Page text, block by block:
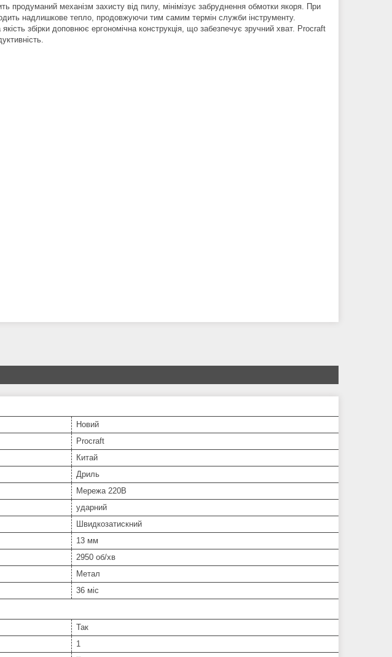
продуманий механізм захисту від пилу, мінімізує забруднення обмотки якоря. При
надлишкове тепло, продовжуючи тим самим термін служби інструменту.
збірки доповнює ергономічна конструкція, що забезпечує зручний хват. Procraft
Новий
Procraft
Китай
Дриль
Мережа 220В
ударний
Швидкозатискний
13 мм
2950 об/хв
Метал
36 міс
Так
1